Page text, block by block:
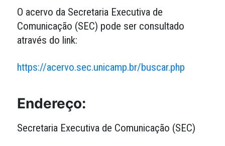
O acervo da Secretaria Executiva de
Comunicação (SEC) pode ser consultado
através do link:
https://acervo.sec.unicamp.br/buscar.php
Endereço:
Secretaria Executiva de Comunicação (SEC)